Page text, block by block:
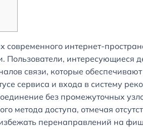
интернет-
интересующиеся
связи, которые
сервиса и входа в систему
без промежуточных
метода доступа, отмечая
избежать перенаправлений на